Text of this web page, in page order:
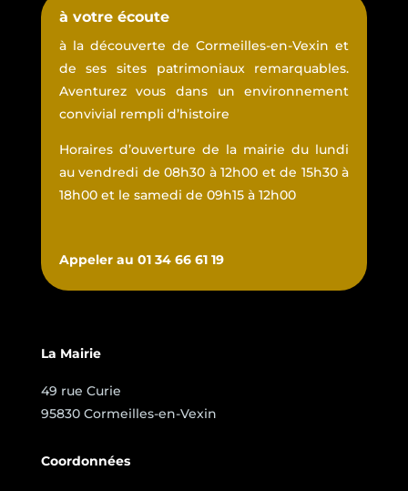
à votre écoute
à la découverte de Cormeilles-en-Vexin et
de ses sites patrimoniaux remarquables.
Aventurez vous dans un environnement
convivial rempli d’histoire
Horaires d’ouverture de la mairie du lundi
au vendredi de 08h30 à 12h00 et de 15h30 à
18h00 et le samedi de 09h15 à 12h00
Appeler au 01 34 66 61 19
La Mairie
49 rue Curie
95830 Cormeilles-en-Vexin
Coordonnées